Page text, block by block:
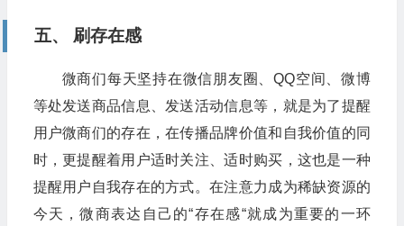
五、 刷存在感
微商们每天坚持在微信朋友圈、QQ空间、微博
等处发送商品信息、发送活动信息等，就是为了提醒
用户微商们的存在，在传播品牌价值和自我价值的同
时，更提醒着用户适时关注、适时购买，这也是一种
提醒用户自我存在的方式。在注意力成为稀缺资源的
今天，微商表达自己的“存在感“就成为重要的一环